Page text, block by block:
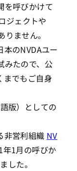
を呼びかけて
ジェクトや
ません。
のNVDAユー
みたので、公
までもご自身
語版）としての
非営利組織 NV
1月の呼びか
した。